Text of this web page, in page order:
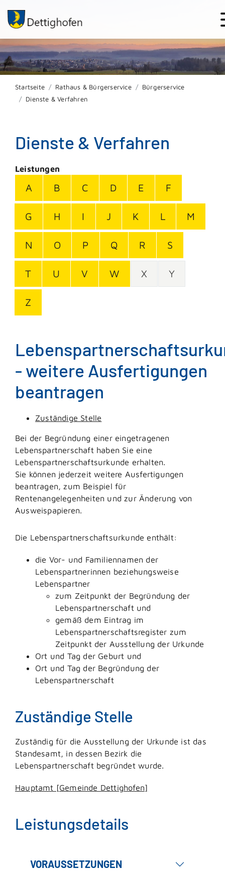
Startseite Rathaus & Bürgerservice
Bürgerservice
Dienste & Verfahren
Dienste & Verfahren
Leistungen
A B C D E F
G H I J K L M
N O P Q R S
T U V W X Y
Z
- weitere Ausfertigungen
beantragen
Zuständige Stelle
Bei der Begründung einer eingetragenen
Lebenspartnerschaft haben Sie eine
Lebenspartnerschaftsurkunde erhalten.
Sie können jederzeit weitere Ausfertigungen
beantragen,zum Beispiel für
Rentenangelegenheiten und zur Änderung von
Ausweispapieren.
Die Lebenspartnerschaftsurkunde enthält:
die Vor- und Familiennamen der
Lebenspartnerinnen beziehungsweise
Lebenspartner
zum Zeitpunkt der Begründung der
Lebenspartnerschaft und
gemäß dem Eintrag im
Lebenspartnerschaftsregister zum
Zeitpunkt der Ausstellung der Urkunde
Ort und Tag der Geburt und
Ort und Tag der Begründung der
Lebenspartnerschaft
Zuständige Stelle
Zuständig für die Ausstellung der Urkunde ist das
Standesamt, in dessen Bezirk die
Lebenspartnerschaft begründet wurde.
Hauptamt [Gemeinde Dettighofen]
Leistungsdetails
VORAUSSETZUNGEN